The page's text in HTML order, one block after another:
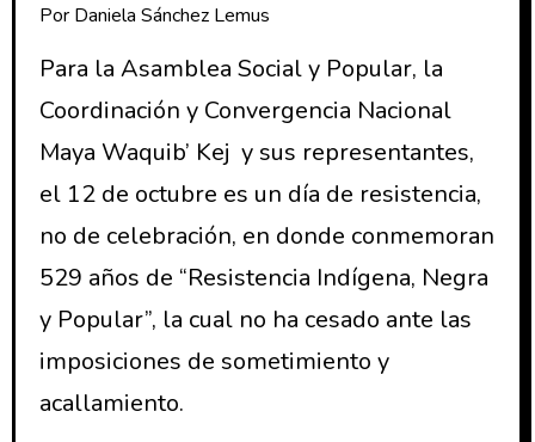
Por Daniela Sánchez Lemus
Para la Asamblea Social y Popular, la
Coordinación y Convergencia Nacional
Maya Waquib’ Kej y sus representantes,
el 12 de octubre es un día de resistencia,
no de celebración, en donde conmemoran
529 años de “Resistencia Indígena, Negra
y Popular”, la cual no ha cesado ante las
imposiciones de sometimiento y
acallamiento.